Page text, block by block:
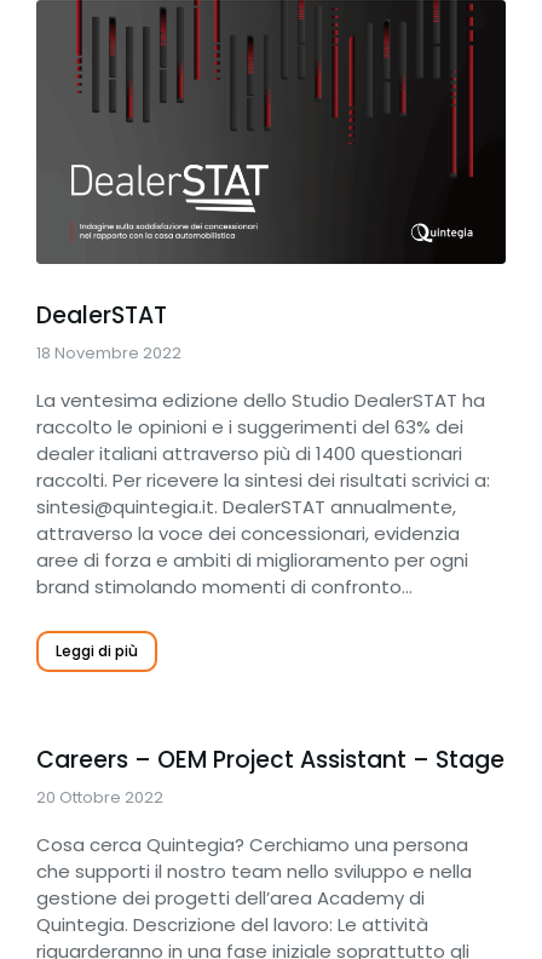
DealerSTAT
18 Novembre 2022
La ventesima edizione dello Studio DealerSTAT ha
raccolto le opinioni e i suggerimenti del 63% dei
dealer italiani attraverso più di 1400 questionari
raccolti. Per ricevere la sintesi dei risultati scrivici a:
sintesi@quintegia.it. DealerSTAT annualmente,
attraverso la voce dei concessionari, evidenzia
aree di forza e ambiti di miglioramento per ogni
brand stimolando momenti di confronto…
Leggi di più
Careers – OEM Project Assistant – Stage
20 Ottobre 2022
Cosa cerca Quintegia? Cerchiamo una persona
che supporti il nostro team nello sviluppo e nella
gestione dei progetti dell’area Academy di
Quintegia. Descrizione del lavoro: Le attività
riguarderanno in una fase iniziale soprattutto gli